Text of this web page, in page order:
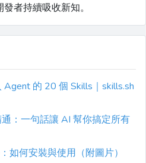
者持續吸收新知。
Agent 的 20 個 Skills｜skills.sh
：一句話讓 AI 幫你搞定所有
如何安裝與使用（附圖片）